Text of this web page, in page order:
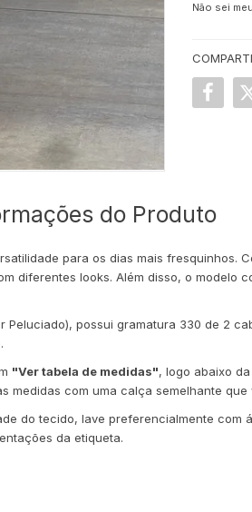
Não sei
do Produto
para os dias mais fresquinhos.
diferentes looks. Além disso, o modelo
Peluciado), possui gramatura 330 de 2
"Ver tabela de medidas", logo abaixo
com uma calça semelhante
do tecido, lave preferencialmente com
da etiqueta.